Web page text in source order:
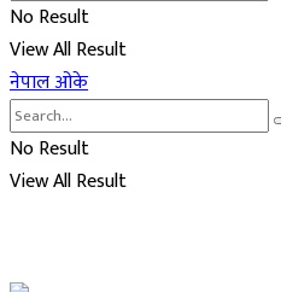
No Result
View All Result
नेपाल ओके
No Result
View All Result